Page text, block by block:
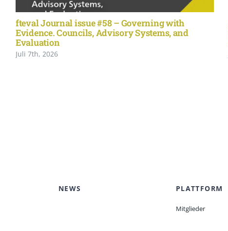
fteval Journal issue #58 – Governing with
Evidence. Councils, Advisory Systems, and
Evaluation
Juli 7th, 2026
NEWS PLATTFORM
Mitglieder